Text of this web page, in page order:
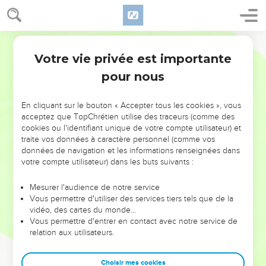
NE MANQUEZ PAS L’ÉVÉNEMENT
DE L’ANNÉE !
ET SI LEURS ERREURS POUVAIENT VOUS ÉVITER LES
VOTRES ?
leur foi ou leur vision. Mais on voit moins les doutes, les erreurs
et les saisons difficiles qu'ils ont traversés, alors même que ce
sont elles qui les ont façonnés.
Dans cette conférence, leaders, entrepreneurs, et responsables
clés pour avancer avec plus de sagesse afin que leurs erreurs
Votre vie privée est importante
pour nous
En cliquant sur le bouton « Accepter tous les cookies », vous
acceptez que TopChrétien utilise des traceurs (comme des
cookies ou l'identifiant unique de votre compte utilisateur) et
traite vos données à caractère personnel (comme vos
données de navigation et les informations renseignées dans
votre compte utilisateur) dans les buts suivants :
Mesurer l'audience de notre service
Vous permettre d'utiliser des services tiers tels que de la
vidéo, des cartes du monde…
Vous permettre d'entrer en contact avec notre service de
relation aux utilisateurs.
Choisir mes cookies